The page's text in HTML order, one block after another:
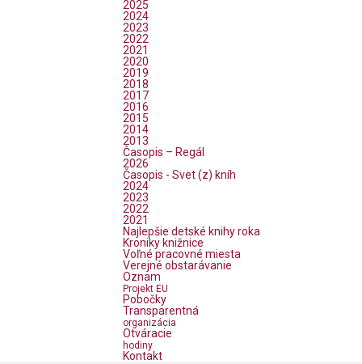
2025
2024
2023
2022
2021
2020
2019
2018
2017
2016
2015
2014
2013
Časopis – Regál
2026
Časopis - Svet (z) kníh
2024
2023
2022
2021
Najlepšie detské knihy roka
Kroniky knižnice
Voľné pracovné miesta
Verejné obstarávanie
Oznam
Projekt EU
Pobočky
Transparentná
organizácia
Otváracie
hodiny
Kontakt